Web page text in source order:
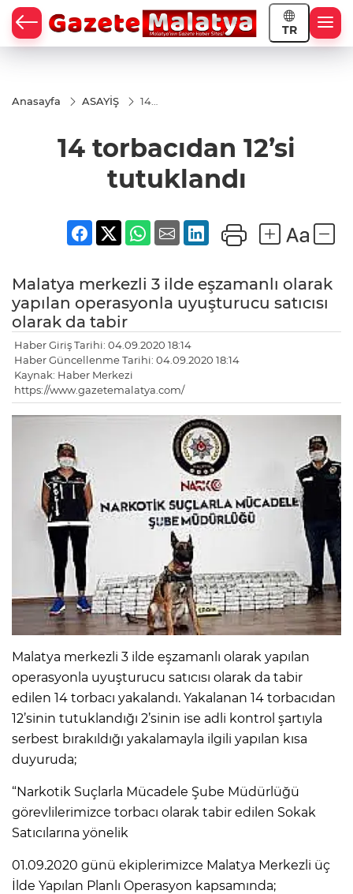
TR
Anasayfa ASAYİŞ
14
14 torbacıdan 12’si
tutuklandı
Malatya merkezli 3 ilde eşzamanlı olarak
yapılan operasyonla uyuşturucu satıcısı
olarak da tabir
Haber Giriş Tarihi: 04.09.2020 18:14
Haber Güncellenme Tarihi: 04.09.2020 18:14
Kaynak: Haber Merkezi
https://www.gazetemalatya.com/
Malatya merkezli 3 ilde eşzamanlı olarak yapılan
operasyonla uyuşturucu satıcısı olarak da tabir
edilen 14 torbacı yakalandı. Yakalanan 14 torbacıdan
12’sinin tutuklandığı 2’sinin ise adli kontrol şartıyla
serbest bırakıldığı yakalamayla ilgili yapılan kısa
duyuruda;
“Narkotik Suçlarla Mücadele Şube Müdürlüğü
görevlilerimizce torbacı olarak tabir edilen Sokak
Satıcılarına yönelik
01.09.2020 günü ekiplerimizce Malatya Merkezli üç
İlde Yapılan Planlı Operasyon kapsamında;